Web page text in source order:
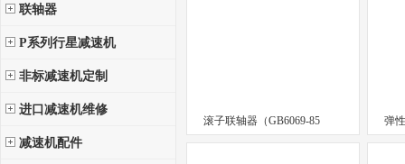
联轴器
P系列行星减速机
非标减速机定制
进口减速机维修
减速机配件
滚子联轴器（GB6069-85 弹